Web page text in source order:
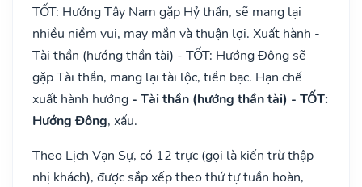
TỐT: Hướng Tây Nam gặp Hỷ thần, sẽ mang lại
nhiều niềm vui, may mắn và thuận lợi. Xuất hành -
Tài thần (hướng thần tài) - TỐT: Hướng Đông sẽ
gặp Tài thần, mang lại tài lộc, tiền bạc. Hạn chế
xuất hành hướng - Tài thần (hướng thần tài) - TỐT:
Hướng Đông, xấu.
Theo Lịch Vạn Sự, có 12 trực (gọi là kiến trừ thập
nhị khách), được sắp xếp theo thứ tự tuần hoàn,